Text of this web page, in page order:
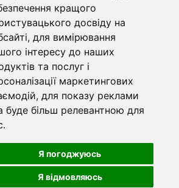
кращого
досвіду на
, для вимірювання
інтересу до наших
та послуг і
маркетингових
, для показу реклами
буде більш релевантною для
.
Я погоджуюсь
Я відмовляюсь
U19
© ФК «Динамо» Київ